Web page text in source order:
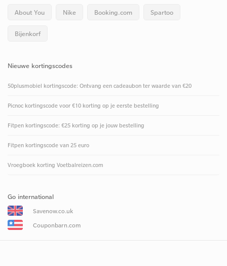
About You Nike Booking.com Spartoo
Bijenkorf
Nieuwe kortingscodes
50plusmobiel kortingscode: Ontvang een cadeaubon ter waarde van €20
Picnoc kortingscode voor €10 korting op je eerste bestelling
Fitpen kortingscode: €25 korting op je jouw bestelling
Fitpen kortingscode van 25 euro
Vroegboek korting Voetbalreizen.com
Go international
Savenow.co.uk
Couponbarn.com